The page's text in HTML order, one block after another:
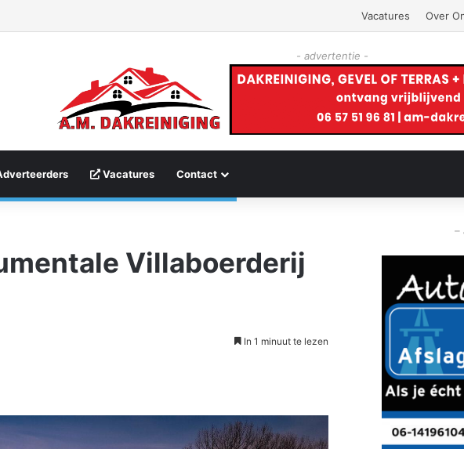
Vacatures Over
- advertentie -
Vacatures Contact
Villaboerderij
In 1 minuut te lezen
–